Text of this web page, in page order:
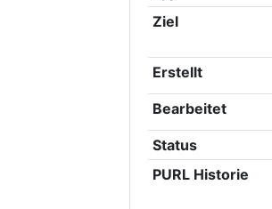
Ziel
Erstellt
Bearbeitet
Status
PURL Historie